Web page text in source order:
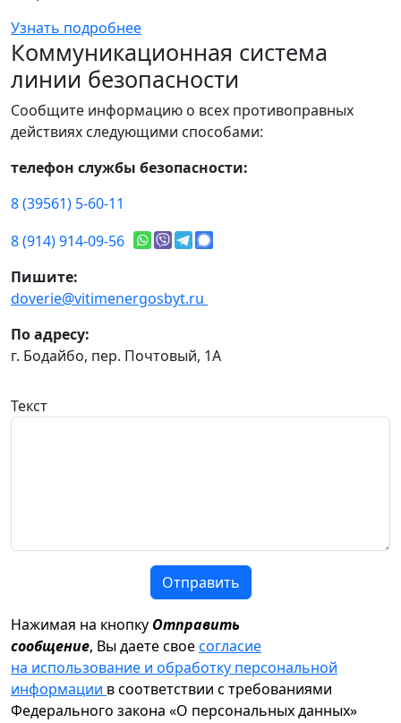
Узнать подробнее
Коммуникационная система
линии безопасности
Сообщите информацию о всех противоправных
действиях следующими способами:
телефон службы безопасности:
8 (39561) 5-60-11
8 (914) 914-09-56
Пишите:
doverie@vitimenergosbyt.ru
По адресу:
г. Бодайбо, пер. Почтовый, 1А
Текст
Отправить
Нажимая на кнопку Отправить
сообщение, Вы даете своесогласие
на использование и обработку персональной
информации в соответствии с требованиями
Федерального закона «О персональных данных»